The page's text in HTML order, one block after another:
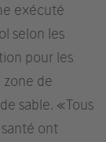
exécuté
selon les
pour les
zone de
sable. «Tous
ont